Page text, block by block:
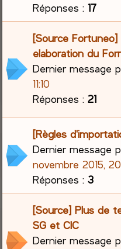
Réponses :17
[Source
elaboration du
Dernier message
11:10
Réponses :21
[Règles
Dernier message
novembre 2015,
Réponses :3
[Source] Plus de
SG et CIC
Dernier message